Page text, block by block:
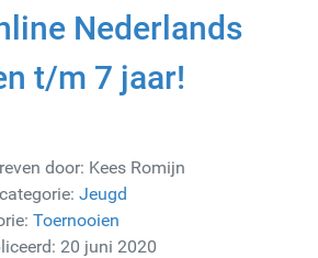
Nederlands
t/m 7 jaar!
door: Kees Romijn
Jeugd
Toernooien
20 juni 2020